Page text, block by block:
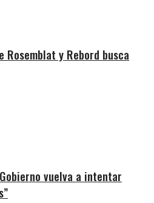
Rosemblat y Rebord busca
vuelva a intentar